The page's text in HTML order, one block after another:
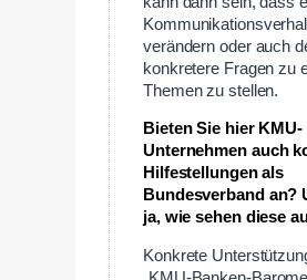
verändern oder auch
konkretere Fragen zu
Themen zu stellen.
Bieten Sie hier KMU-
Unternehmen auch
Hilfestellungen als
Bundesverband an?
ja, wie sehen diese
Konkrete